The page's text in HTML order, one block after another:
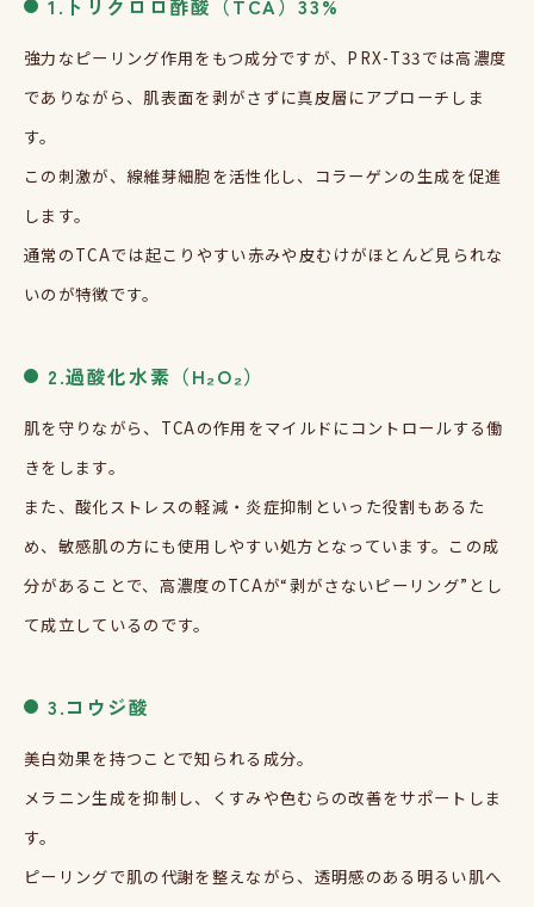
強力なピーリング作用をもつ成分ですが、 PRX-T33では高濃度
でありながら、肌表面を剥がさずに真皮層にアプローチしま
す。
この刺激が、線維芽細胞を活性化し、コラーゲンの生成を促進
します。
通常のTCAでは起こりやすい赤みや皮むけがほとんど見られな
いのが特徴です。
2.過酸化水素（H₂O₂）
肌を守りながら、 TCAの作用をマイルドにコントロールする働
きをします。
また、酸化ストレスの軽減・炎症抑制といった役割もあるた
め、敏感肌の方にも使用しやすい処方となっています。この成
分があることで、高濃度のTCAが“剥がさないピーリング” とし
て成立しているのです。
3.コウジ酸
美白効果を持つことで知られる成分。
メラニン生成を抑制し、くすみや色むらの改善をサポートしま
す。
ピーリングで肌の代謝を整えながら、透明感のある明るい肌へ